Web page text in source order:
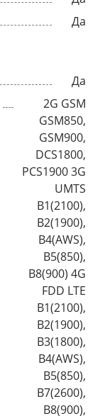
Да
Да
2G GSM
GSM850,
GSM900,
DCS1800,
PCS1900 3G
UMTS
B1(2100),
B2(1900),
B4(AWS),
B5(850),
B8(900) 4G
FDD LTE
B1(2100),
B2(1900),
B3(1800),
B4(AWS),
B5(850),
B7(2600),
B8(900),